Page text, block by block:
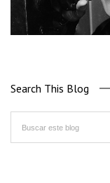
Search This Blog